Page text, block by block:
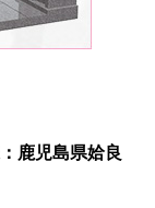
鹿児島県姶良